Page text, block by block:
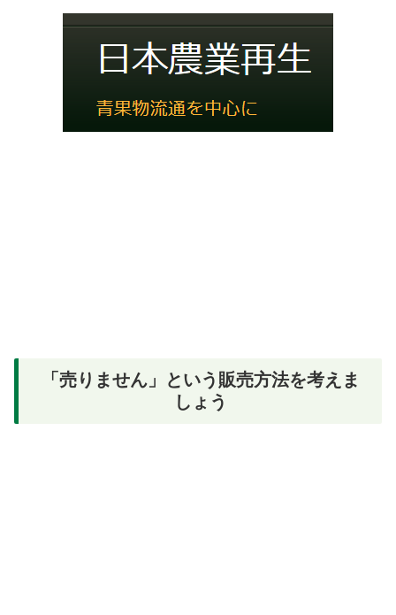
「売りません」という販売方法を考えま
しょう